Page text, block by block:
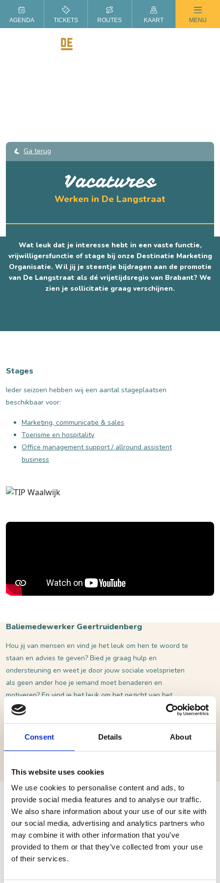
Consent Details About
This website uses cookies
We use cookies to personalise content and ads, to
provide social media features and to analyse our traffic.
We also share information about your use of our site with
our social media, advertising and analytics partners who
may combine it with other information that you’ve
provided to them or that they’ve collected from your use
of their services.
ZOMER IN DE LANGSTRAAT
Ga terug
Vacatures
Werken in De Langstraat
Wat leuk dat je interesse hebt in een vaste functie,
vrijwilligersfunctie of stage bij onze Destinatie Marketing
Organisatie. Wil jij je steentje bijdragen aan de promotie
van De Langstraat als dé vrijetijdsregio van Brabant? We
zien je sollicitatie graag verschijnen.
Stages
Ieder seizoen hebben wij een aantal stageplaatsen
beschikbaar voor:
Marketing, communicatie & sales
Toerisme en hospitality
Office management support / allround assistent
business
Baliemedewerker Geertruidenberg
Hou jij van mensen en vind je het leuk om hen te woord te
staan en advies te geven? Bied je graag hulp en
ondersteuning en weet je door jouw sociale voelsprieten
als geen ander hoe je iemand moet benaderen en
motiveren? En vind je het leuk om het gezicht van het
Toeristisch Informatiepunt (TIP) te zijn? Dan dit dé baan
Baliemedewerker Heusden
Hou jij van mensen en vind je het leuk om hen te woord te
staan en advies te geven? Bied je graag hulp en
ondersteuning en weet je door jouw sociale voelsprieten
motiveren? En vind je het leuk om het gezicht van het
AGENDA TICKETS ROUTES KAART MENU